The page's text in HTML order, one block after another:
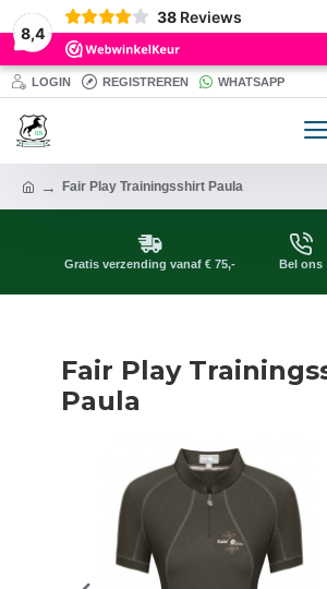
8,4
38 Reviews
LOGIN REGISTREREN WHATSAPP
Fair Play Trainingsshirt Paula
Gratis verzending vanaf € 75,- Bel ons
Fair Play
Paula